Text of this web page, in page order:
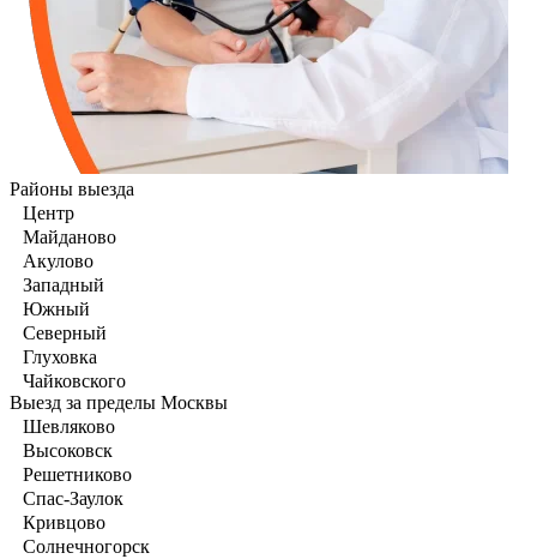
Районы выезда
Центр
Майданово
Акулово
Западный
Южный
Северный
Глуховка
Чайковского
Выезд за пределы Москвы
Шевляково
Высоковск
Решетниково
Спас-Заулок
Кривцово
Солнечногорск